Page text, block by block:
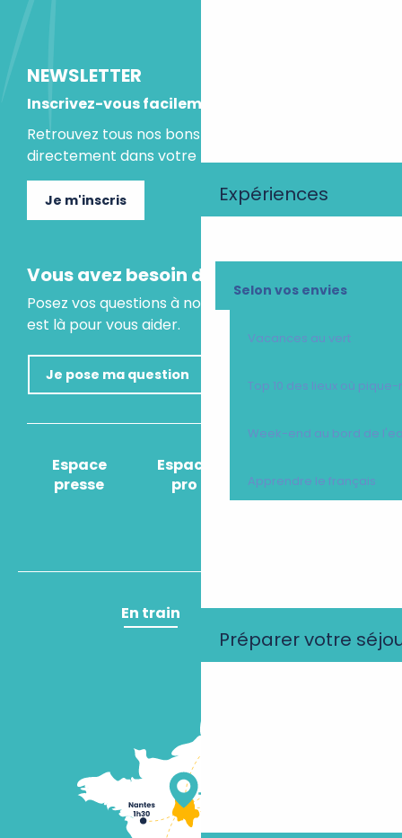
Expériences
Selon vos envies
Vacances au vert
Top 10 des lieux où
Week-end au bord de
Apprendre le français
Préparer votre
NEWSLETTER
Inscrivez-vous facilement
Retrouvez tous nos bons plans et idées séjours
directement dans votre boite mail.
Je m'inscris
Vous avez besoin d'un conseil ?
Posez vos questions à notre assistant virtuel, il
est là pour vous aider.
Je pose ma question
Espace
presse
Espace
pro
?
En train En avion